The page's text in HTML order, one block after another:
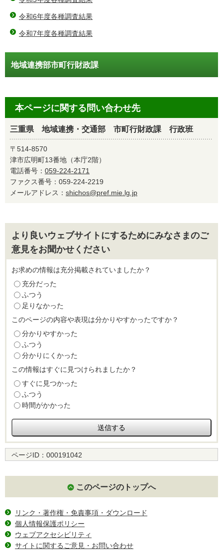
令和6年度各種調査結果
令和7年度各種調査結果
地域連携部市町行財政課
本ページに関する問い合わせ先
三重県 地域連携・交通部 市町行財政課 行政班
〒514-8570
津市広明町13番地（本庁2階）
電話番号： 059-224-2171
ファクス番号：059-224-2219
メールアドレス： shichos@pref.mie.lg.jp
より良いウェブサイトにするためにみなさまのご
意見をお聞かせください
お求めの情報は充分掲載されていましたか？
充分だった
ふつう
足りなかった
このページの内容や表現は分かりやすかったですか？
分かりやすかった
ふつう
分かりにくかった
この情報はすぐに見つけられましたか？
すぐに見つかった
ふつう
時間がかかった
ページID： 000191042
このページのトップへ
リンク・著作権・免責事項・ダウンロード
個人情報保護ポリシー
ウェブアクセシビリティ
サイトに関するご意見・お問い合わせ